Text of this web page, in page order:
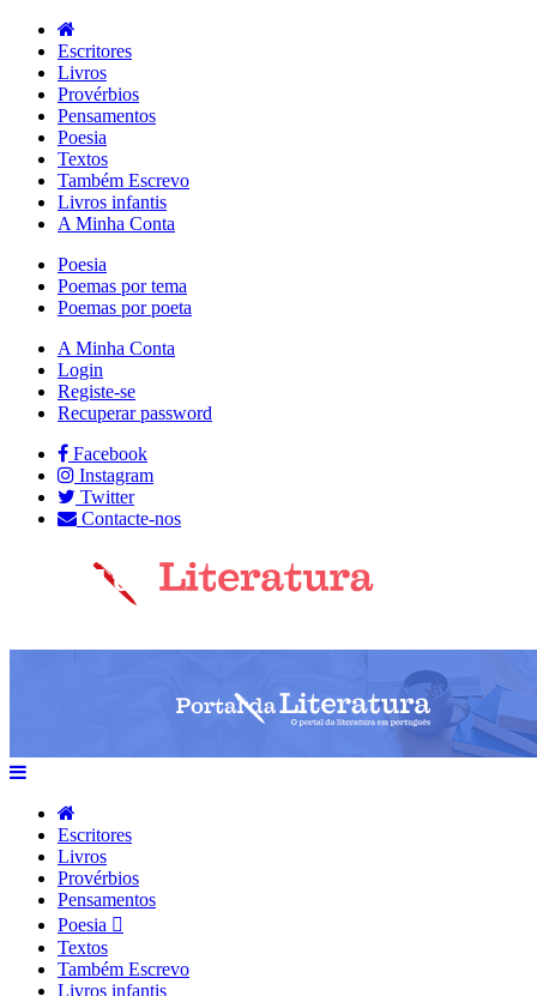
Escritores
Livros
Provérbios
Pensamentos
Poesia
Textos
Também Escrevo
Livros infantis
A Minha Conta
Poesia
Poemas por tema
Poemas por poeta
A Minha Conta
Login
Registe-se
Recuperar password
Facebook
Instagram
Twitter
Contacte-nos
Escritores
Livros
Provérbios
Pensamentos
Poesia
Textos
Também Escrevo
Livros infantis